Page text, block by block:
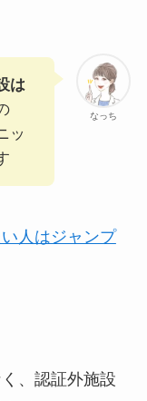
なっち
は
ッ
人はジャンプ
、認証外施設